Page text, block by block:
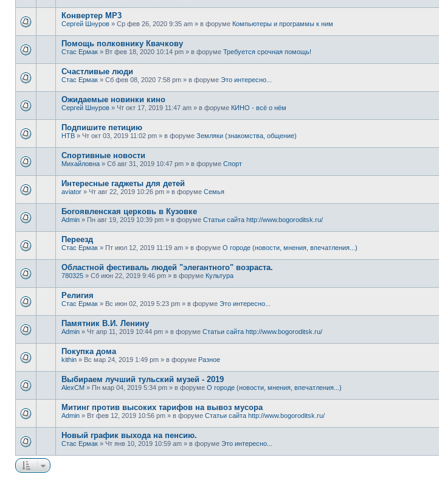
Конвертер MP3
Сергей Шнуров » Ср фев 26, 2020 9:35 am » в форуме Компьютеры и программы к ним
Помощь полковнику Квачкову
Стас Ермак » Вт фев 18, 2020 10:14 pm » в форуме Требуется срочная помощь!
Счастливые люди
Стас Ермак » Сб фев 08, 2020 7:58 pm » в форуме Это интересно...
Ожидаемые новинки кино
Сергей Шнуров » Чт окт 17, 2019 11:47 am » в форуме КИНО - всё о нём
Подпишите петицию
НТВ » Чт окт 03, 2019 11:02 pm » в форуме Земляки (знакомства, общение)
Спортивные новости
Михайловна » Сб авг 31, 2019 10:47 pm » в форуме Спорт
Интересные гаджеты для детей
aviator » Чт авг 22, 2019 10:26 pm » в форуме Семья
Богоявленская церковь в Кузовке
Admin » Пн авг 19, 2019 10:39 pm » в форуме Статьи сайта http://www.bogoroditsk.ru/
Переезд
Стас Ермак » Пт июл 12, 2019 11:19 am » в форуме О городе (новости, мнения, впечатления...)
Областной фестиваль людей "элегантного" возраста.
780325 » Сб июн 22, 2019 9:46 pm » в форуме Культура
Религия
Стас Ермак » Вс июн 02, 2019 5:23 pm » в форуме Это интересно...
Памятник В.И. Ленину
Admin » Чт апр 11, 2019 10:44 pm » в форуме Статьи сайта http://www.bogoroditsk.ru/
Покупка дома
kithin » Вс мар 24, 2019 1:49 pm » в форуме Разное
Выбираем лучший тульский музей - 2019
AlexCM » Пн мар 04, 2019 5:34 pm » в форуме О городе (новости, мнения, впечатления...)
Митинг против высоких тарифов на вывоз мусора
Admin » Вт фев 12, 2019 10:56 pm » в форуме Статьи сайта http://www.bogoroditsk.ru/
Новый график выхода на пенсию.
Стас Ермак » Чт янв 10, 2019 10:59 am » в форуме Это интересно...